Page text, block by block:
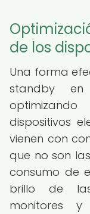
de los
Una forma
standby
dispositivos
vienen con
que no son
consumo de
brillo de
monitores y